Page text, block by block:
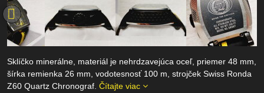
Sklíčko minerálne, materiál je nehrdzavejúca oceľ, priemer 48 mm,
šírka remienka 26 mm, vodotesnosť 100 m, strojček Swiss Ronda
Z60 Quartz Chronograf. Čítajte viac